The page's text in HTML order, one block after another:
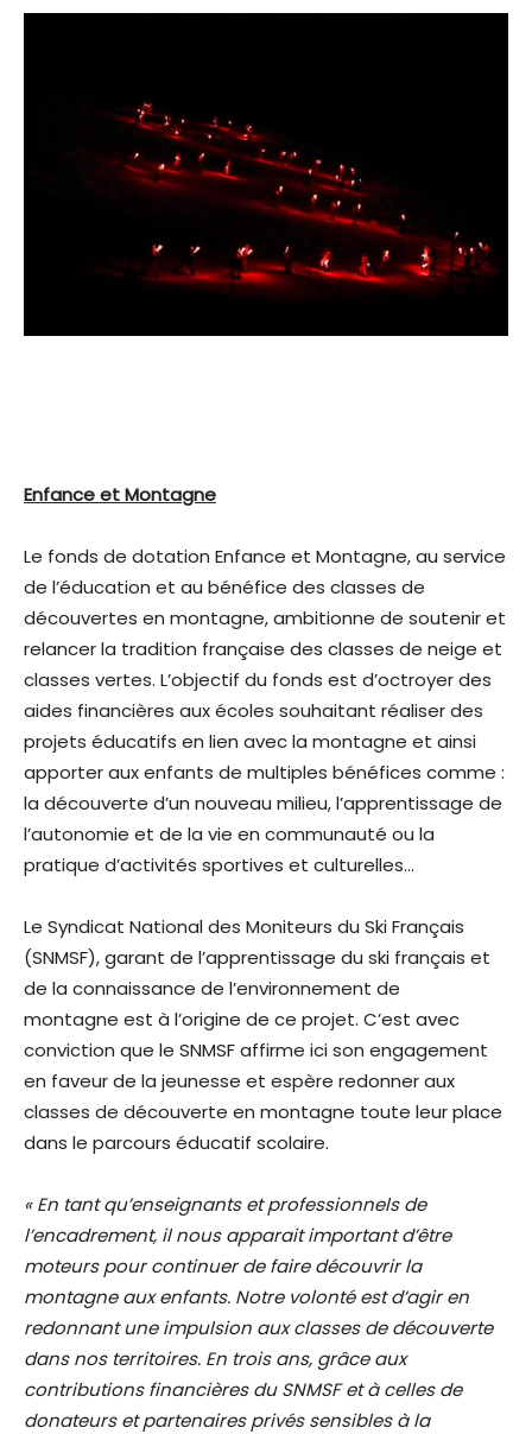
Enfance et Montagne
Le fonds de dotation Enfance et Montagne, au service
de l’éducation et au bénéfice des classes de
découvertes en montagne, ambitionne de soutenir et
relancer la tradition française des classes de neige et
classes vertes. L’objectif du fonds est d’octroyer des
aides financières aux écoles souhaitant réaliser des
projets éducatifs en lien avec la montagne et ainsi
apporter aux enfants de multiples bénéfices comme :
la découverte d’un nouveau milieu, l’apprentissage de
l’autonomie et de la vie en communauté ou la
pratique d’activités sportives et culturelles…
Le Syndicat National des Moniteurs du Ski Français
(SNMSF), garant de l’apprentissage du ski français et
de la connaissance de l’environnement de
montagne est à l’origine de ce projet. C’est avec
conviction que le SNMSF affirme ici son engagement
en faveur de la jeunesse et espère redonner aux
classes de découverte en montagne toute leur place
dans le parcours éducatif scolaire.
« En tant qu’enseignants et professionnels de
l’encadrement, il nous apparait important d’être
moteurs pour continuer de faire découvrir la
montagne aux enfants. Notre volonté est d’agir en
redonnant une impulsion aux classes de découverte
dans nos territoires. En trois ans, grâce aux
contributions financières du SNMSF et à celles de
donateurs et partenaires privés sensibles à la